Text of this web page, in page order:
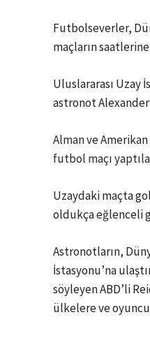
Futbolseverler,
maçların
Uluslararası Uzay
astronot
Alman ve
futbol maçı
Uzaydaki maçta
oldukça eğlenceli
Astronotların,
İstasyonu’na
söyleyen ABD’li
ülkelere ve